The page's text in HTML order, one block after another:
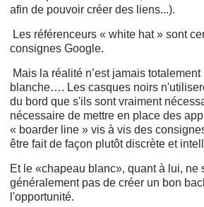
afin de pouvoir créer des liens...).
Les référenceurs « white hat » sont
consignes Google.
Mais la réalité n’est jamais
blanche…. Les casques noirs
du bord que s'ils sont vraiment
nécessaire de mettre en place des
« boarder line » vis à vis des
être fait de façon plutôt discrète et
Et le «chapeau blanc», quant à lui, ne
généralement pas de créer un bon
l'opportunité.